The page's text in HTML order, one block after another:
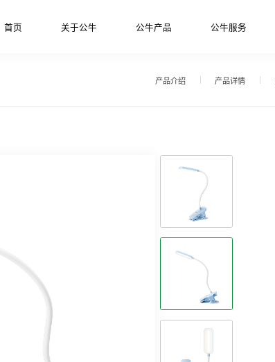
首页 关于公牛 公牛产品 公牛服务
产品介绍 产品详情